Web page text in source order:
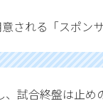
される「スポン
試合終盤は止め